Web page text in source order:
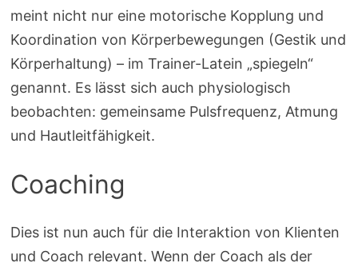
meint nicht nur eine motorische Kopplung und
Koordination von Körperbewegungen (Gestik und
Körperhaltung) – im Trainer-Latein „spiegeln“
genannt. Es lässt sich auch physiologisch
beobachten: gemeinsame Pulsfrequenz, Atmung
und Hautleitfähigkeit.
Coaching
Dies ist nun auch für die Interaktion von Klienten
und Coach relevant. Wenn der Coach als der